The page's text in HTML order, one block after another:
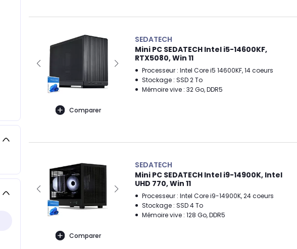
Comparer
SEDATECH
Mini PC SEDATECH Intel i5-14600KF,
RTX5080, Win 11
Processeur : Intel Core i5 14600KF, 14 coeurs
Stockage : SSD 2 To
Mémoire vive : 32 Go, DDR5
Comparer
SEDATECH
Mini PC SEDATECH Intel i9-14900K, Intel
UHD 770, Win 11
Processeur : Intel Core i9-14900K, 24 coeurs
Stockage : SSD 4 To
Mémoire vive : 128 Go, DDR5